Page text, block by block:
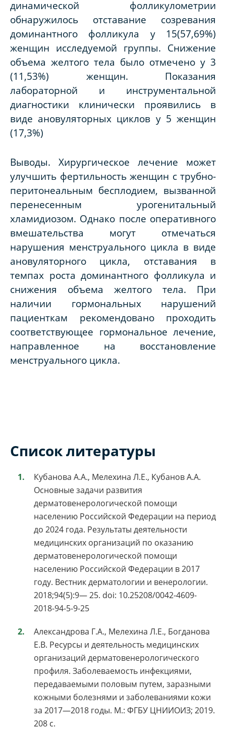
динамической фолликулометрии
обнаружилось отставание созревания
доминантного фолликула у 15(57,69%)
женщин исследуемой группы. Снижение
объема желтого тела было отмечено у 3
(11,53%) женщин. Показания
лабораторной и инструментальной
диагностики клинически проявились в
виде ановуляторных циклов у 5 женщин
(17,3%)
Выводы. Хирургическое лечение может
улучшить фертильность женщин с трубно-
перитонеальным бесплодием, вызванной
перенесенным урогенитальный
хламидиозом. Однако после оперативного
вмешательства могут отмечаться
нарушения менструального цикла в виде
ановуляторного цикла, отставания в
темпах роста доминантного фолликула и
снижения объема желтого тела. При
наличии гормональных нарушений
пациенткам рекомендовано проходить
соответствующее гормональное лечение,
направленное на восстановление
менструального цикла.
Список литературы
Кубанова А.А., Мелехина Л.Е., Кубанов А.А.
Основные задачи развития
дерматовенерологической помощи
населению Российской Федерации на период
до 2024 года. Результаты деятельности
медицинских организаций по оказанию
дерматовенерологической помощи
населению Российской Федерации в 2017
году. Вестник дерматологии и венерологии.
2018;94(5):9— 25. doi: 10.25208/0042-4609-
2018-94-5-9-25
Александрова Г.А., Мелехина Л.Е., Богданова
Е.В. Ресурсы и деятельность медицинских
организаций дерматовенерологического
профиля. Заболеваемость инфекциями,
передаваемыми половым путем, заразными
кожными болезнями и заболеваниями кожи
за 2017—2018 годы. М.: ФГБУ ЦНИИОИЗ; 2019.
208 с.